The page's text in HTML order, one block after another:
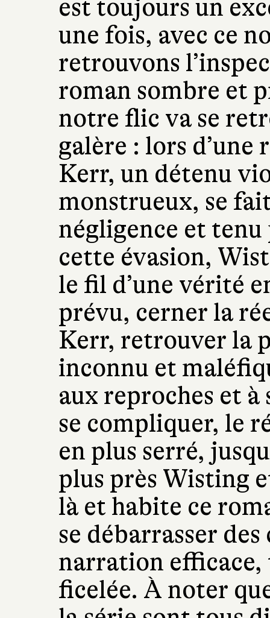
est toujours un
une fois, avec ce
retrouvons
roman sombre et
notre flic va se
galère : lors
Kerr, un détenu
monstrueux, se
négligence et
cette évasion,
le fil d’une vérité
prévu, cerner la
Kerr, retrouver la
inconnu et
aux reproches et
se compliquer, le
en plus serré,
plus près Wisting
là et habite ce
se débarrasser
narration efficace,
ficelée. À noter